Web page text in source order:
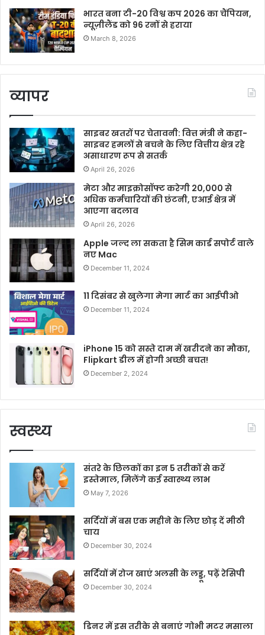
भारत बना टी-20 विश्व कप 2026 का चैंपियन,
न्यूज़ीलैंड को 96 रनों से हराया
March 8, 2026
व्यापर
साइबर खतरों पर चेतावनी: वित्त मंत्री ने कहा-
साइबर हमलों से बचने के लिए वित्तीय क्षेत्र रहे
असाधारण रूप से सतर्क
April 26, 2026
मेटा और माइक्रोसॉफ्ट करेगी 20,000 से
अधिक कर्मचारियों की छंटनी, एआई क्षेत्र में
आएगा बदलाव
April 26, 2026
Apple जल्द ला सकता है सिम कार्ड सपोर्ट वाले
नए Mac
December 11, 2024
11 दिसंबर से खुलेगा मेगा मार्ट का आईपीओ
December 11, 2024
iPhone 15 को सस्ते दाम में खरीदने का मौका,
Flipkart डील में होगी अच्छी बचत!
December 2, 2024
स्वस्थ्य
संतरे के छिलकों का इन 5 तरीकों से करें
इस्तेमाल, मिलेंगे कई स्वास्थ्य लाभ
May 7, 2026
सर्दियों में बस एक महीने के लिए छोड़ दें मीठी
चाय
December 30, 2024
सर्दियों में रोज खाएं अलसी के लड्डू, पढ़ें रेसिपी
December 30, 2024
डिनर में इस तरीके से बनाएं गोभी मटर मसाला